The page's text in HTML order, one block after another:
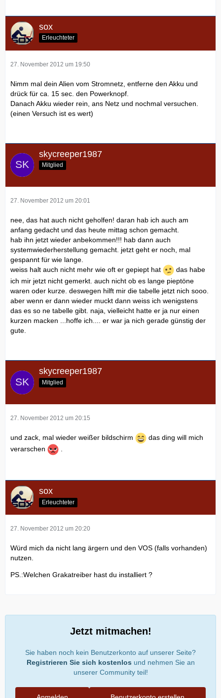
sox
Erleuchteter
27. November 2012 um 19:50
Nimm mal dein Alien vom Stromnetz, entferne den Akku und
drück für ca. 15 sec. den Powerknopf.
Danach Akku wieder rein, ans Netz und nochmal versuchen.
(einen Versuch ist es wert)
skycreeper1987
Mitglied
27. November 2012 um 20:01
nee, das hat auch nicht geholfen! daran hab ich auch am
anfang gedacht und das heute mittag schon gemacht.
hab ihn jetzt wieder anbekommen!!! hab dann auch
systemwiederherstellung gemacht. jetzt geht er noch, mal
gespannt für wie lange.
weiss halt auch nicht mehr wie oft er gepiept hat
das habe
ich mir jetzt nicht gemerkt. auch nicht ob es lange pieptöne
waren oder kurze. deswegen hilft mir die tabelle jetzt nich sooo.
aber wenn er dann wieder muckt dann weiss ich wenigstens
das es so ne tabelle gibt. naja, vielleicht hatte er ja nur einen
kurzen macken ...hoffe ich.... er war ja nich gerade günstig der
gute.
skycreeper1987
Mitglied
27. November 2012 um 20:15
und zack, mal wieder weißer bildschirm
das ding will mich
verarschen
.
sox
Erleuchteter
27. November 2012 um 20:20
Würd mich da nicht lang ärgern und den VOS (falls vorhanden)
nutzen.
PS.:Welchen Grakatreiber hast du installiert ?
Jetzt mitmachen!
Sie haben noch kein Benutzerkonto auf unserer Seite?
Registrieren Sie sich kostenlos und nehmen Sie an
unserer Community teil!